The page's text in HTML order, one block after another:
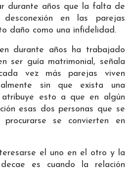
durante años que la falta de
en las parejas
daño como una infidelidad.
durante años ha trabajado
ser guía matrimonial, señala
vez más parejas viven
sin que exista una
atribuye esto a que en algún
esas dos personas que se
procurarse se convierten en
el uno en el otro y la
es cuando la relación